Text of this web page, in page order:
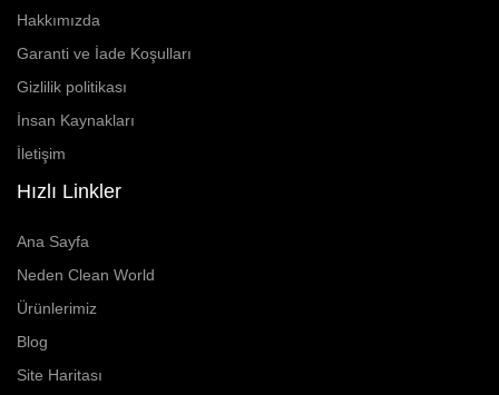
Hakkımızda
Garanti ve İade Koşulları
Gizlilik politikası
İnsan Kaynakları
İletişim
Hızlı Linkler
Ana Sayfa
Neden Clean World
Ürünlerimiz
Blog
Site Haritası